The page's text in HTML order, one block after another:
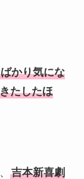
かり気にな
たしたほ
吉本新喜劇